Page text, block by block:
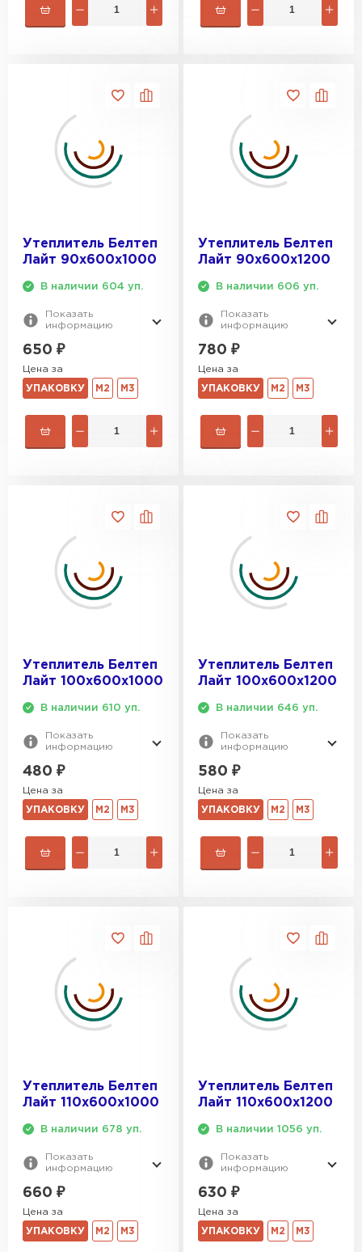
Утеплитель Белтеп
Лайт 90х600х1000
В наличии 604 уп.
Показать
информацию
650 ₽
Цена за
УПАКОВКУ М2 М3
Утеплитель Белтеп
Лайт 90х600х1200
В наличии 606 уп.
Показать
информацию
780 ₽
Цена за
УПАКОВКУ М2 М3
Утеплитель Белтеп
Лайт 100х600х1000
В наличии 610 уп.
Показать
информацию
480 ₽
Цена за
УПАКОВКУ М2 М3
Утеплитель Белтеп
Лайт 100х600х1200
В наличии 646 уп.
Показать
информацию
580 ₽
Цена за
УПАКОВКУ М2 М3
Утеплитель Белтеп
Лайт 110х600х1000
В наличии 678 уп.
Показать
информацию
660 ₽
Цена за
УПАКОВКУ М2 М3
Утеплитель Белтеп
Лайт 110х600х1200
В наличии 1056 уп.
Показать
информацию
630 ₽
Цена за
УПАКОВКУ М2 М3
Гипсокартон
Утеплитель Неман
ПЕРЕЙТИ
Утеплитель Baswool
Утеплитель Izolife
ПЕРЕЙТИ